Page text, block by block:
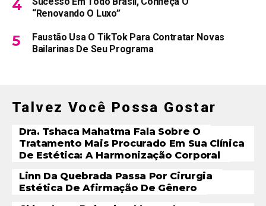
“Renovando O Luxo”
Faustão Usa O TikTok Para Contratar Novas
Bailarinas De Seu Programa
Talvez Você Possa Gostar
Dra. Tshaca Mahatma Fala Sobre O
Tratamento Mais Procurado Em Sua Clínica
De Estética: A Harmonização Corporal
Linn Da Quebrada Passa Por Cirurgia
Estética De Afirmação De Gênero